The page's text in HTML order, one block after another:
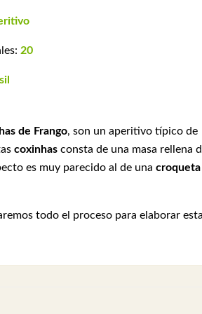
20
de Frango, son un aperitivo típico de
coxinhas consta de una masa rellena
es muy parecido al de una croqueta
todo el proceso para elaborar